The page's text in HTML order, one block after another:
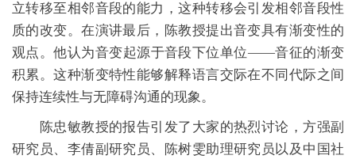
立转移至相邻音段的能力，这种转移会引发相邻音段性
质的改变。在演讲最后，陈教授提出音变具有渐变性的
观点。他认为音变起源于音段下位单位——音征的渐变
积累。这种渐变特性能够解释语言交际在不同代际之间
保持连续性与无障碍沟通的现象。
陈忠敏教授的报告引发了大家的热烈讨论，方强副
研究员、李倩副研究员、陈树雯助理研究员以及中国社